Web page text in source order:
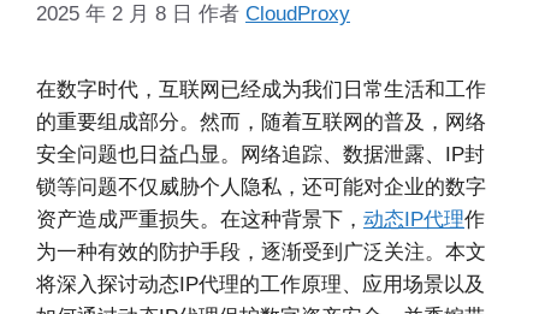
2025 年 2 月 8 日 作者 CloudProxy
在数字时代，互联网已经成为我们日常生活和工作
的重要组成部分。然而，随着互联网的普及，网络
安全问题也日益凸显。网络追踪、数据泄露、IP封
锁等问题不仅威胁个人隐私，还可能对企业的数字
资产造成严重损失。在这种背景下， 动态IP代理作
为一种有效的防护手段，逐渐受到广泛关注。本文
将深入探讨动态IP代理的工作原理、应用场景以及